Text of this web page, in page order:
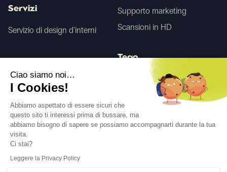
Seguici
Servizi
Servizio di design d'interni
Supporto marketing
Scansioni in HD
Tego
Prima/Dopo IA
Ciao siamo noi…
I Cookies!
Abbiamo aspettato di essere sicuri che
questo sito ti interessi prima di bussare, ma
abbiamo bisogno di sapere se possiamo accompagnarti durante la tua
visita.
Ci stai?
Leggere la Privacy Policy